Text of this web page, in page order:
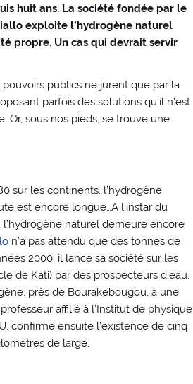
huit ans. La société fondée par le
exploite l’hydrogène naturel
propre. Un cas qui devrait servir
publics ne jurent que par la
parfois des solutions qu’il n’est
Or, sous nos pieds, se trouve une
sur les continents, l’hydrogène
est encore longue…A l’instar du
naturel demeure encore
n’a pas attendu que des tonnes de
2000, il lance sa société sur les
de Kati) par des prospecteurs d’eau,
près de Bourakebougou, à une
affilié à l’Institut de physique
confirme ensuite l’existence de cinq
de large.